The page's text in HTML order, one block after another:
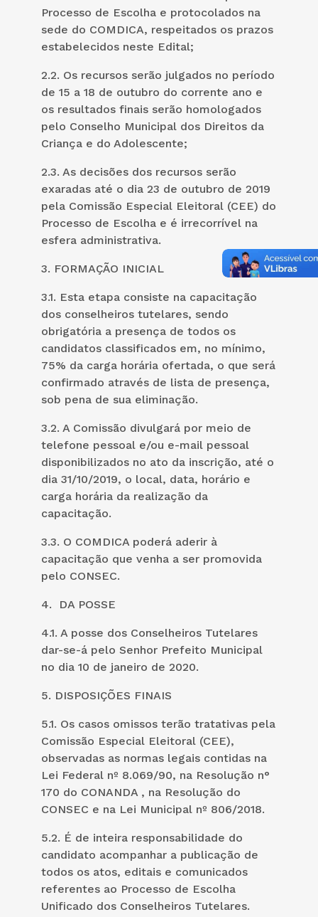
Processo de Escolha e protocolados na
sede do COMDICA, respeitados os prazos
estabelecidos neste Edital;
2.2. Os recursos serão julgados no período
de 15 a 18 de outubro do corrente ano e
os resultados finais serão homologados
pelo Conselho Municipal dos Direitos da
Criança e do Adolescente;
2.3. As decisões dos recursos serão
exaradas até o dia 23 de outubro de 2019
pela Comissão Especial Eleitoral (CEE) do
Processo de Escolha e é irrecorrível na
esfera administrativa.
3. FORMAÇÃO INICIAL
3.1. Esta etapa consiste na capacitação
dos conselheiros tutelares, sendo
obrigatória a presença de todos os
candidatos classificados em, no mínimo,
75% da carga horária ofertada, o que será
confirmado através de lista de presença,
sob pena de sua eliminação.
3.2. A Comissão divulgará por meio de
telefone pessoal e/ou e-mail pessoal
disponibilizados no ato da inscrição, até o
dia 31/10/2019, o local, data, horário e
carga horária da realização da
capacitação.
3.3. O COMDICA poderá aderir à
capacitação que venha a ser promovida
pelo CONSEC.
4. DA POSSE
4.1. A posse dos Conselheiros Tutelares
dar-se-á pelo Senhor Prefeito Municipal
no dia 10 de janeiro de 2020.
5. DISPOSIÇÕES FINAIS
5.1. Os casos omissos terão tratativas pela
Comissão Especial Eleitoral (CEE),
observadas as normas legais contidas na
Lei Federal nº 8.069/90, na Resolução n°
170 do CONANDA , na Resolução do
CONSEC e na Lei Municipal nº 806/2018.
5.2. É de inteira responsabilidade do
candidato acompanhar a publicação de
todos os atos, editais e comunicados
referentes ao Processo de Escolha
Unificado dos Conselheiros Tutelares.